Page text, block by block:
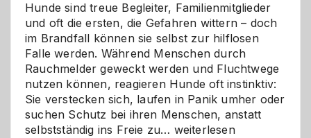
Hunde sind treue Begleiter, Familienmitglieder
und oft die ersten, die Gefahren wittern – doch
im Brandfall können sie selbst zur hilflosen
Falle werden. Während Menschen durch
Rauchmelder geweckt werden und Fluchtwege
nutzen können, reagieren Hunde oft instinktiv:
Sie verstecken sich, laufen in Panik umher oder
suchen Schutz bei ihren Menschen, anstatt
selbstständig ins Freie zu… Wenn
weiterlesen